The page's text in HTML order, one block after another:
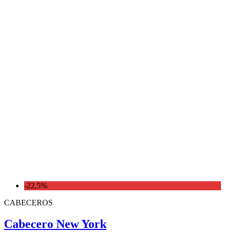
-22,5%
CABECEROS
Cabecero New York